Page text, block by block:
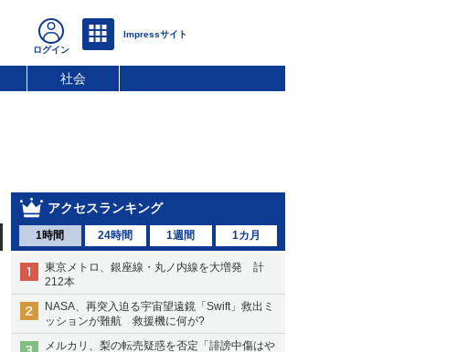
社会
アクセスランキング
1時間 24時間 1週間 1カ月
東京メトロ、銀座線・丸ノ内線を大増発 計
212本
NASA、再突入迫る宇宙望遠鏡「Swift」救出ミ
ッションが難航 救援機に何が?
メルカリ、梨の転売疑惑を否定「誹謗中傷はや